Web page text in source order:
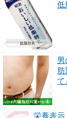
低
男
肪
て
栄養表示